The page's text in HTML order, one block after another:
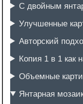
С двойным
Улучшенные
Авторский
Копия 1 в 1 как
Объемные
Янтарная